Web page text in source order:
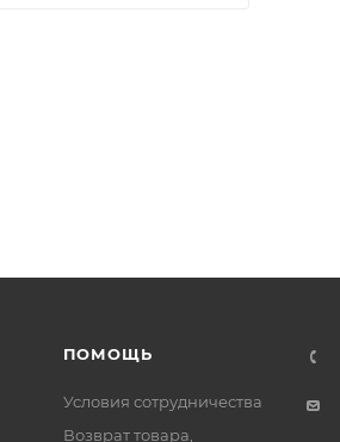
ПОМОЩЬ
Условия сотрудничества
Возврат товара,